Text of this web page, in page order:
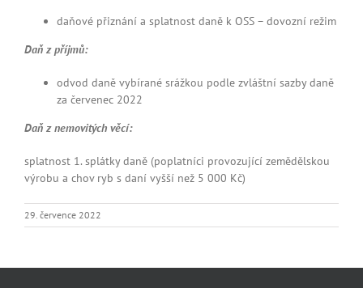
daňové přiznání a splatnost daně k OSS – dovozní režim
Daň z příjmů:
odvod daně vybírané srážkou podle zvláštní sazby daně
za červenec 2022
Daň z nemovitých věcí:
splatnost 1. splátky daně (poplatníci provozující zemědělskou
výrobu a chov ryb s daní vyšší než 5 000 Kč)
29. července 2022